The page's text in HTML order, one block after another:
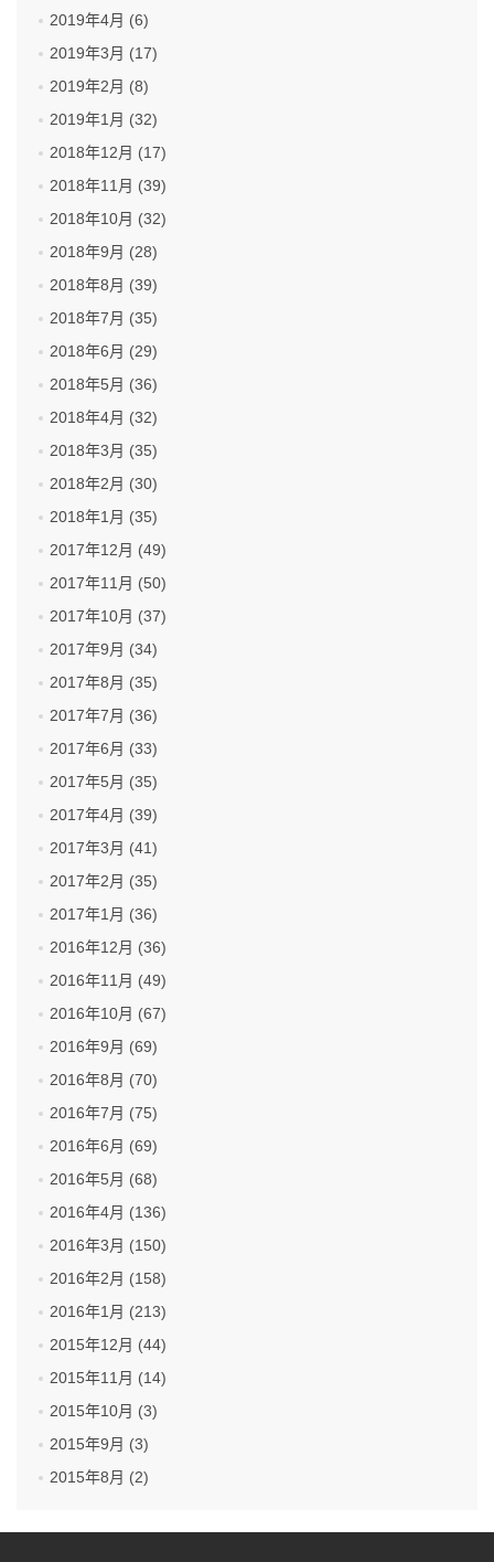
2019年4月 (6)
2019年3月 (17)
2019年2月 (8)
2019年1月 (32)
2018年12月 (17)
2018年11月 (39)
2018年10月 (32)
2018年9月 (28)
2018年8月 (39)
2018年7月 (35)
2018年6月 (29)
2018年5月 (36)
2018年4月 (32)
2018年3月 (35)
2018年2月 (30)
2018年1月 (35)
2017年12月 (49)
2017年11月 (50)
2017年10月 (37)
2017年9月 (34)
2017年8月 (35)
2017年7月 (36)
2017年6月 (33)
2017年5月 (35)
2017年4月 (39)
2017年3月 (41)
2017年2月 (35)
2017年1月 (36)
2016年12月 (36)
2016年11月 (49)
2016年10月 (67)
2016年9月 (69)
2016年8月 (70)
2016年7月 (75)
2016年6月 (69)
2016年5月 (68)
2016年4月 (136)
2016年3月 (150)
2016年2月 (158)
2016年1月 (213)
2015年12月 (44)
2015年11月 (14)
2015年10月 (3)
2015年9月 (3)
2015年8月 (2)